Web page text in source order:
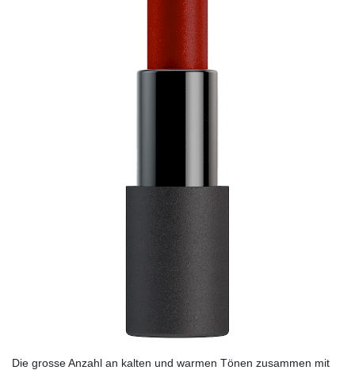
Die grosse Anzahl an kalten und warmen Tönen zusammen mit